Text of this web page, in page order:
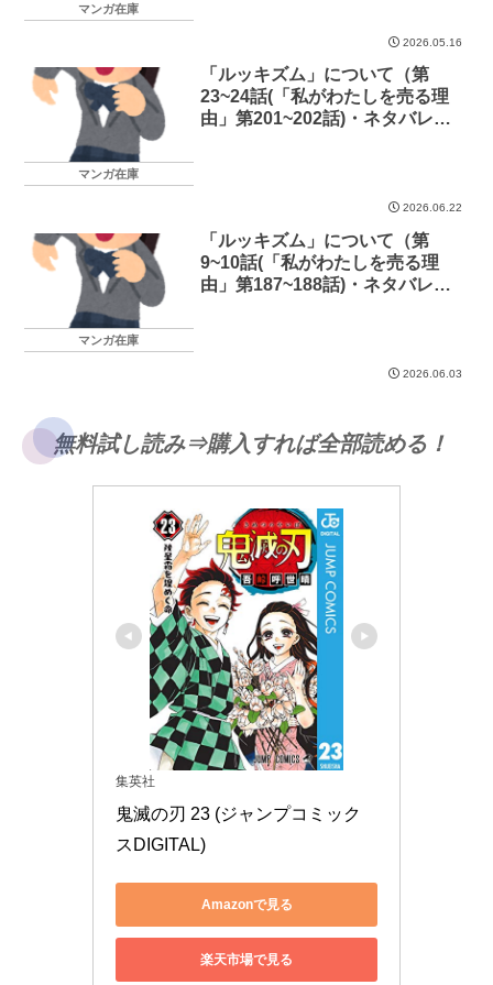
マンガ在庫
2026.05.16
マンガ在庫
「ルッキズム」について（第
23~24話(「私がわたしを売る理
由」第201~202話)・ネタバレあ
2026.06.22
マンガ在庫
「ルッキズム」について（第
9~10話(「私がわたしを売る理
由」第187~188話)・ネタバレあ
2026.06.03
無料試し読み⇒購入すれば全部読める！
集英社
鬼滅の刃 23 (ジャンプコミック
スDIGITAL)
Amazonで見る
楽天市場で見る